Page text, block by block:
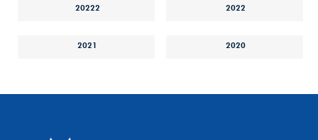
20222 2022
2021 2020